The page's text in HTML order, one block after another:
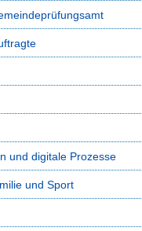
und digitale Prozesse
und Sport